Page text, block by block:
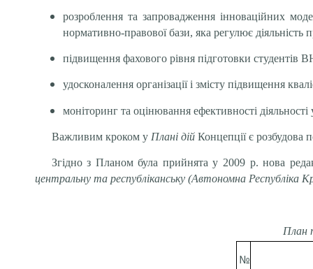
розроблення та запровадження інноваційних
нормативно-правової бази, яка регулює діяльність
підвищення фахового рівня підготовки студентів
удосконалення організації і змісту підвищення
моніторинг та оцінювання ефективності
Важливим кроком у Плані дійКонцепції є розбудова
Згідно з Планом була прийнята у 2009 р. нова
центральну та республіканську (Автономна Республіка
План
№